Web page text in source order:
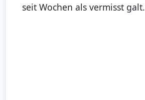
seit Wochen als vermisst galt.